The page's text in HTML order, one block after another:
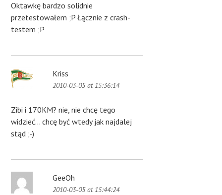
Oktawkę bardzo solidnie
przetestowałem ;P Łącznie z crash-
testem ;P
Kriss
2010-03-05 at 15:36:14
Zibi i 170KM? nie, nie chcę tego
widzieć… chcę być wtedy jak najdalej
stąd ;-)
GeeOh
2010-03-05 at 15:44:24